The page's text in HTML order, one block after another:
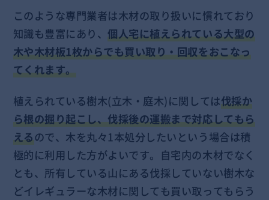
このような専門業者は木材の取り扱いに慣れており
知識も豊富にあり、個人宅に植えられている大型の
木や木材板1枚からでも買い取り・回収をおこなっ
てくれます。
植えられている樹木(立木・庭木)に関しては伐採か
ら根の掘り起こし、伐採後の運搬まで対応してもら
えるので、木を丸々1本処分したいという場合は積
極的に利用した方がよいです。自宅内の木材でなく
とも、所有している山にある伐採していない樹木な
どイレギュラーな木材に関しても買い取ってもらう